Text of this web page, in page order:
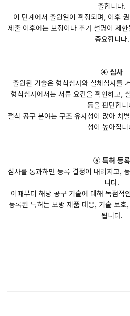
출합니다.
이 단계에서 출원일이 확정되며, 이후
제출 이후에는 보정이나 추가 설명이 제
중요합니다.
④ 심사
출원된 기술은 형식심사와 실체심사를
형식심사에서는 서류 요건을 확인하고,
등을 판단합니
절삭 공구 분야는 구조 유사성이 많아 차
성이 높아집
⑤ 특허 등록
심사를 통과하면 등록 결정이 내려지고,
니다.
이때부터 해당 공구 기술에 대해 독점적
등록된 특허는 모방 제품 대응, 기술 보
됩니다.